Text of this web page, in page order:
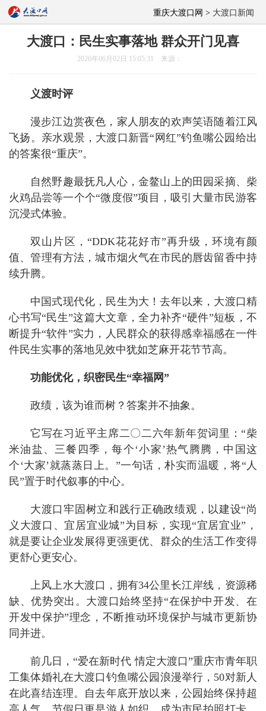
重庆大渡口网 > 大渡口新闻
大渡口：民生实事落地 群众开门见喜
2026年06月02日 15:05:31 来源：
义渡时评
漫步江边赏夜色，家人朋友的欢声笑语随着江风
飞扬。亲水观景，大渡口新晋“网红”钓鱼嘴公园给出
的答案很“重庆”。
自然野趣最抚凡人心，金鳌山上的田园采摘、柴
火鸡品尝等一个个“微度假”项目，吸引大量市民游客
沉浸式体验。
双山片区，“DDK花花好市”再升级，环境有颜
值、管理有方法，城市烟火气在市民的唇齿留香中持
续升腾。
中国式现代化，民生为大！去年以来，大渡口精
心书写“民生”这篇大文章，全力补齐“硬件”短板，不
断提升“软件”实力，人民群众的获得感幸福感在一件
件民生实事的落地见效中犹如芝麻开花节节高。
功能优化，织密民生“幸福网”
政绩，该为谁而树？答案并不抽象。
它写在习近平主席二〇二六年新年贺词里：“柴
米油盐、三餐四季，每个‘小家’热气腾腾，中国这
个‘大家’就蒸蒸日上。”一句话，朴实而温暖，将“人
民”置于时代叙事的中心。
大渡口牢固树立和践行正确政绩观，以建设“尚
义大渡口、宜居宜业城”为目标，实现“宜居宜业”，
就是要让企业发展得更强更优、群众的生活工作变得
更舒心更安心。
上风上水大渡口，拥有34公里长江岸线，资源稀
缺、优势突出。大渡口始终坚持“在保护中开发、在
开发中保护”理念，不断推动环境保护与城市更新协
同并进。
前几日，“爱在新时代 情定大渡口”重庆市青年职
工集体婚礼在大渡口钓鱼嘴公园浪漫举行，50对新人
在此喜结连理。自去年底开放以来，公园始终保持超